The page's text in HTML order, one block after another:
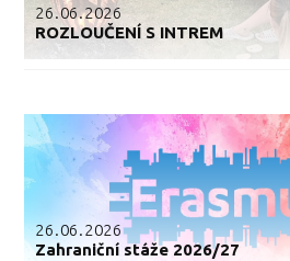
26.06.2026
ROZLOUČENÍ S INTREM
26.06.2026
Zahraniční stáže 2026/27